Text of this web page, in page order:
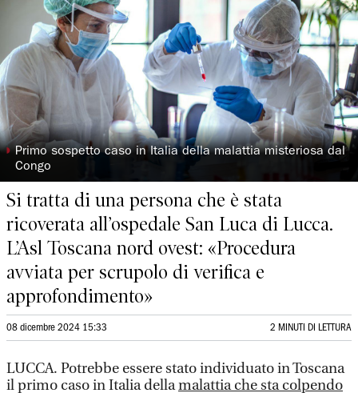
◗Primo sospetto caso in Italia della malattia misteriosa dal
Congo
Si tratta di una persona che è stata
ricoverata all’ospedale San Luca di Lucca.
L’Asl Toscana nord ovest: «Procedura
avviata per scrupolo di verifica e
approfondimento»
08 dicembre 2024 15:33 2 MINUTI DI LETTURA
LUCCA. Potrebbe essere stato individuato in Toscana
il primo caso in Italia dellamalattia che sta colpendo